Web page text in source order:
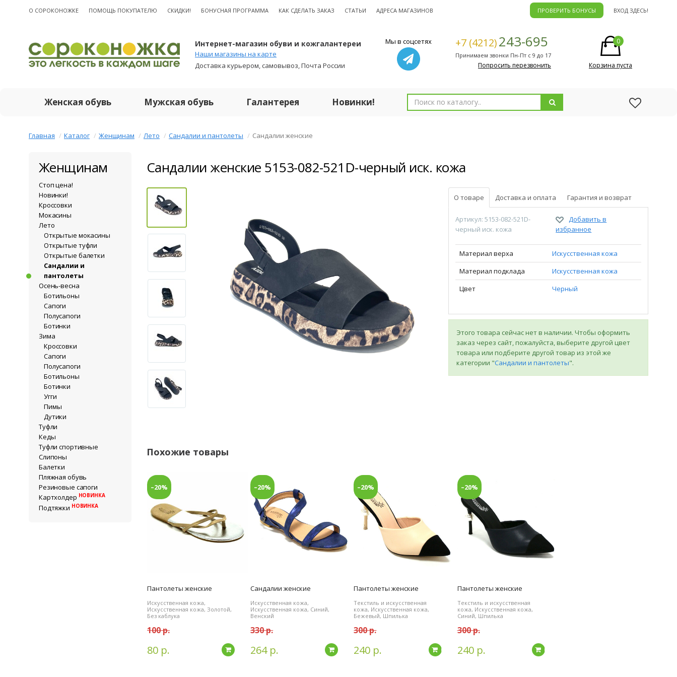
О CОРОКОНОЖКЕ ПОМОЩЬ ПОКУПАТЕЛЮ СКИДКИ! БОНУСНАЯ ПРОГРАММА КАК СДЕЛАТЬ ЗАКАЗ СТАТЬИ АДРЕСА МАГАЗИНОВ ПРОВЕРИТЬ БОНУСЫ ВХОД ЗДЕСЬ!
Интернет-магазин обуви и кожгалантереи
Наши магазины на карте
Доставка курьером, самовывоз, Почта России
Мы в соцсетях +7 (4212)243-695
Принимаем звонки Пн-Пт с 9 до 17
Попросить перезвонить
0
Корзина пуста
Женская обувь Мужская обувь Галантерея Новинки!
Главная Каталог Женщинам Лето Сандалии и пантолеты Сандалии женские
Женщинам
Стоп цена!
Новинки!
Кроссовки
Мокасины
Лето
Открытые мокасины
Открытые туфли
Открытые балетки
Сандалии и
пантолеты
Осень-весна
Ботильоны
Сапоги
Полусапоги
Ботинки
Зима
Кроссовки
Сапоги
Полусапоги
Ботильоны
Ботинки
Угги
Пимы
Дутики
Туфли
Кеды
Туфли спортивные
Слипоны
Балетки
Пляжная обувь
Резиновые сапоги
Картхолдер НОВИНКА
Подтяжки НОВИНКА
Сандалии женские 5153-082-521D-черный иск. кожа
О товаре Доставка и оплата Гарантия и возврат
Артикул: 5153-082-521D-
черный иск. кожа
Добавить в
избранное
Материал верха
Искусственная кожа
Материал подклада
Искусственная кожа
Цвет
Черный
Этого товара сейчас нет в наличии. Чтобы оформить
заказ через сайт, пожалуйста, выберите другой цвет
товара или подберите другой товар из этой же
категории "Сандалии и пантолеты".
Похожие товары
–20%
Пантолеты женские
Искусственная кожа,
Искусственная кожа, Золотой,
Без каблука
100 р.
80 р. Подробнее
–20%
Сандалии женские
Искусственная кожа,
Искусственная кожа, Синий,
Венский
330 р.
264 р. Подробнее
–20%
Пантолеты женские
Текстиль и искусственная
кожа, Искусственная кожа,
Бежевый, Шпилька
300 р.
240 р. Подробнее
–20%
Пантолеты женские
Текстиль и искусственная
кожа, Искусственная кожа,
Синий, Шпилька
300 р.
240 р. Подробнее